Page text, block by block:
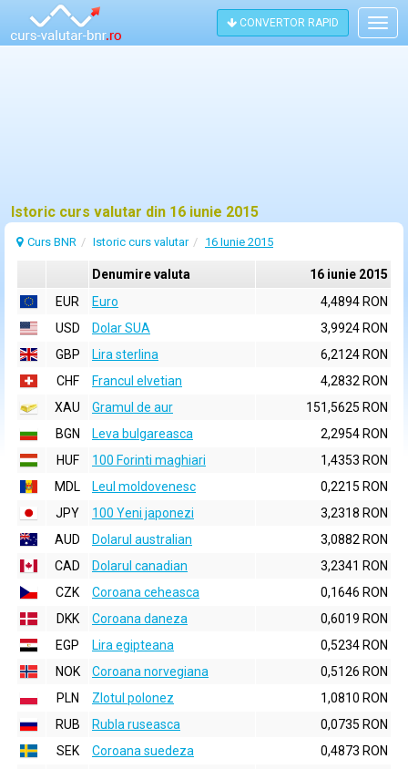
CONVERTOR RAPID
Istoric curs valutar din 16 iunie 2015
Curs BNR Istoric curs valutar 16 Iunie 2015
Denumire valuta
16 iunie 2015
EUR
Euro
4,4894 RON
USD
Dolar SUA
3,9924 RON
GBP
Lira sterlina
6,2124 RON
CHF
Francul elvetian
4,2832 RON
XAU
Gramul de aur
151,5625 RON
BGN
Leva bulgareasca
2,2954 RON
HUF
100 Forinti maghiari
1,4353 RON
MDL
Leul moldovenesc
0,2215 RON
JPY
100 Yeni japonezi
3,2318 RON
AUD
Dolarul australian
3,0882 RON
CAD
Dolarul canadian
3,2341 RON
CZK
Coroana ceheasca
0,1646 RON
DKK
Coroana daneza
0,6019 RON
EGP
Lira egipteana
0,5234 RON
NOK
Coroana norvegiana
0,5126 RON
PLN
Zlotul polonez
1,0810 RON
RUB
Rubla ruseasca
0,0735 RON
SEK
Coroana suedeza
0,4873 RON